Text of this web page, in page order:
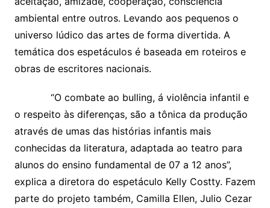
ambiental entre outros. Levando aos pequenos o
universo lúdico das artes de forma divertida. A
temática dos espetáculos é baseada em roteiros e
obras de escritores nacionais.
“O combate ao bulling, á violência infantil e
o respeito às diferenças, são a tônica da produção
através de umas das histórias infantis mais
conhecidas da literatura, adaptada ao teatro para
alunos do ensino fundamental de 07 a 12 anos”,
explica a diretora do espetáculo Kelly Costty. Fazem
parte do projeto também, Camilla Ellen, Julio Cezar